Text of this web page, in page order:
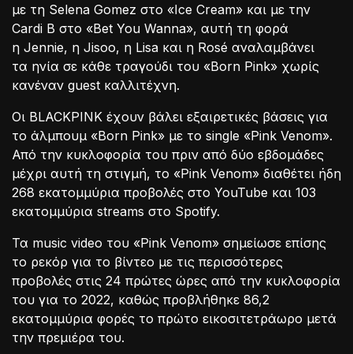
με τη Selena Gomez στο «Ice Cream» και με την
Cardi B στο «Bet You Wanna», αυτή τη φορά
η Jennie, η Jisoo, η Lisa και η Rosé αναλαμβάνει
τα ηνία σε κάθε τραγούδι του «Born Pink» χωρίς
κανέναν guest καλλιτέχνη.
Οι BLACKPINK έχουν βάλει εξαιρετικές βάσεις για
το άλμπουμ «Born Pink» με το single «Pink Venom».
Από την κυκλοφορία του πριν από δύο εβδομάδες
μέχρι αυτή τη στιγμή, το «Pink Venom» διαθέτει ήδη
268 εκατομμύρια προβολές στο YouTube και 103
εκατομμύρια streams στο Spotify.
Τα music video του «Pink Venom» σημείωσε επίσης
το ρεκόρ για το βίντεο με τις περισσότερες
προβολές στις 24 πρώτες ώρες από την κυκλοφορία
του για το 2022, καθώς προβλήθηκε 86,2
εκατομμύρια φορές το πρώτο εικοσιτετράωρο μετά
την πρεμιέρα του.